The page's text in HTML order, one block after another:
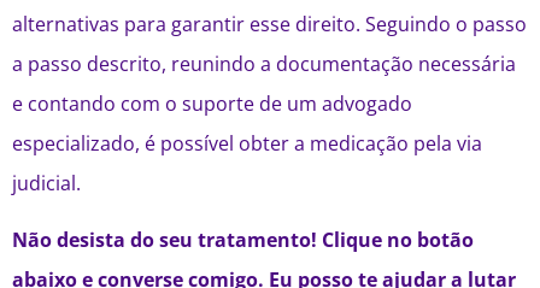
alternativas para garantir esse direito. Seguindo o passo
a passo descrito, reunindo a documentação necessária
e contando com o suporte de um advogado
especializado, é possível obter a medicação pela via
judicial.
Não desista do seu tratamento! Clique no botão
abaixo e converse comigo. Eu posso te ajudar a lutar